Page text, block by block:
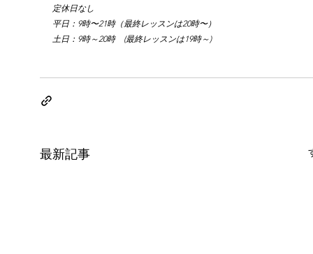
定休日なし
平日：9時〜21時（最終レッスンは20時〜）
土日：9時～20時　(最終レッスンは19時～)
最新記事